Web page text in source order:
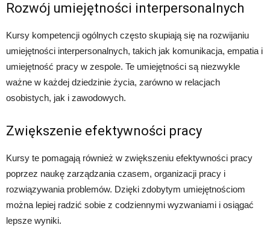
Rozwój umiejętności interpersonalnych
Kursy kompetencji ogólnych często skupiają się na rozwijaniu
umiejętności interpersonalnych, takich jak komunikacja, empatia i
umiejętność pracy w zespole. Te umiejętności są niezwykle
ważne w każdej dziedzinie życia, zarówno w relacjach
osobistych, jak i zawodowych.
Zwiększenie efektywności pracy
Kursy te pomagają również w zwiększeniu efektywności pracy
poprzez naukę zarządzania czasem, organizacji pracy i
rozwiązywania problemów. Dzięki zdobytym umiejętnościom
można lepiej radzić sobie z codziennymi wyzwaniami i osiągać
lepsze wyniki.